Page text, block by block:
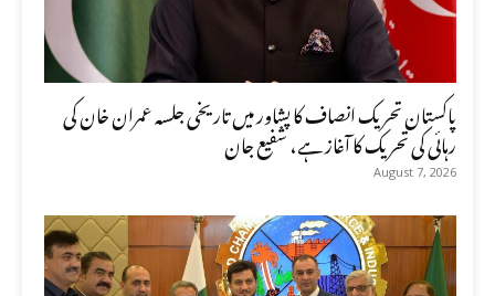
پاکستان تحریک انصاف کا پشاور میں تاریخی جلسہ عمران خان کی
رہائی کی تحریک کا آغاز ہے، شفیع جان
August 7, 2026